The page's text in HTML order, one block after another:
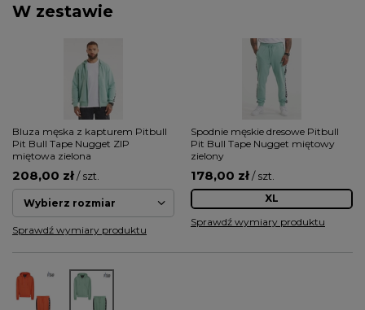
W zestawie
Bluza męska z kapturem Pitbull
Pit Bull Tape Nugget ZIP
miętowa zielona
208,00 zł/ szt.
Wybierz rozmiar
Sprawdź wymiary produktu
Spodnie męskie dresowe Pitbull
Pit Bull Tape Nugget miętowy
zielony
178,00 zł/ szt.
XL
Sprawdź wymiary produktu